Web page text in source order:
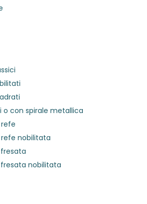
o con spirale metallica
nobilitata
nobilitata